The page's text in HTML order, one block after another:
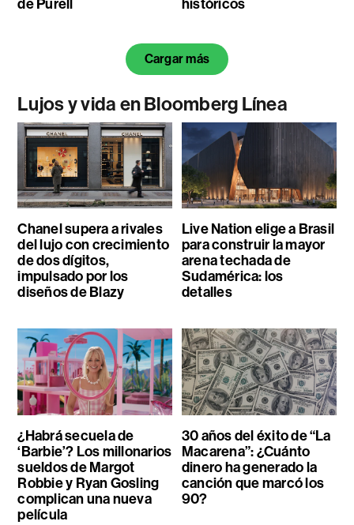
de Purell
históricos
Cargar más
Lujos y vida en Bloomberg Línea
Chanel supera a rivales
del lujo con crecimiento
de dos dígitos,
impulsado por los
diseños de Blazy
Live Nation elige a Brasil
para construir la mayor
arena techada de
Sudamérica: los
detalles
¿Habrá secuela de
‘Barbie’? Los millonarios
sueldos de Margot
Robbie y Ryan Gosling
complican una nueva
película
30 años del éxito de “La
Macarena”: ¿Cuánto
dinero ha generado la
canción que marcó los
90?